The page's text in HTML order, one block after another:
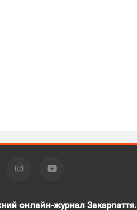
онлайн-журнал Закарпаття.